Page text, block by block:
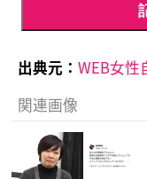
出典元： WEB女性
関連画像